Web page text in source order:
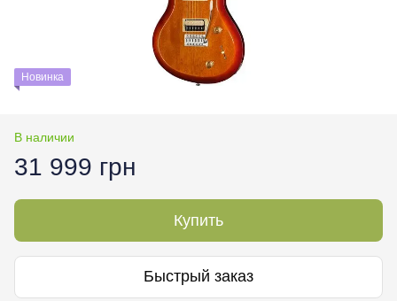
Новинка
В наличии
31 999 грн
Купить
Быстрый заказ